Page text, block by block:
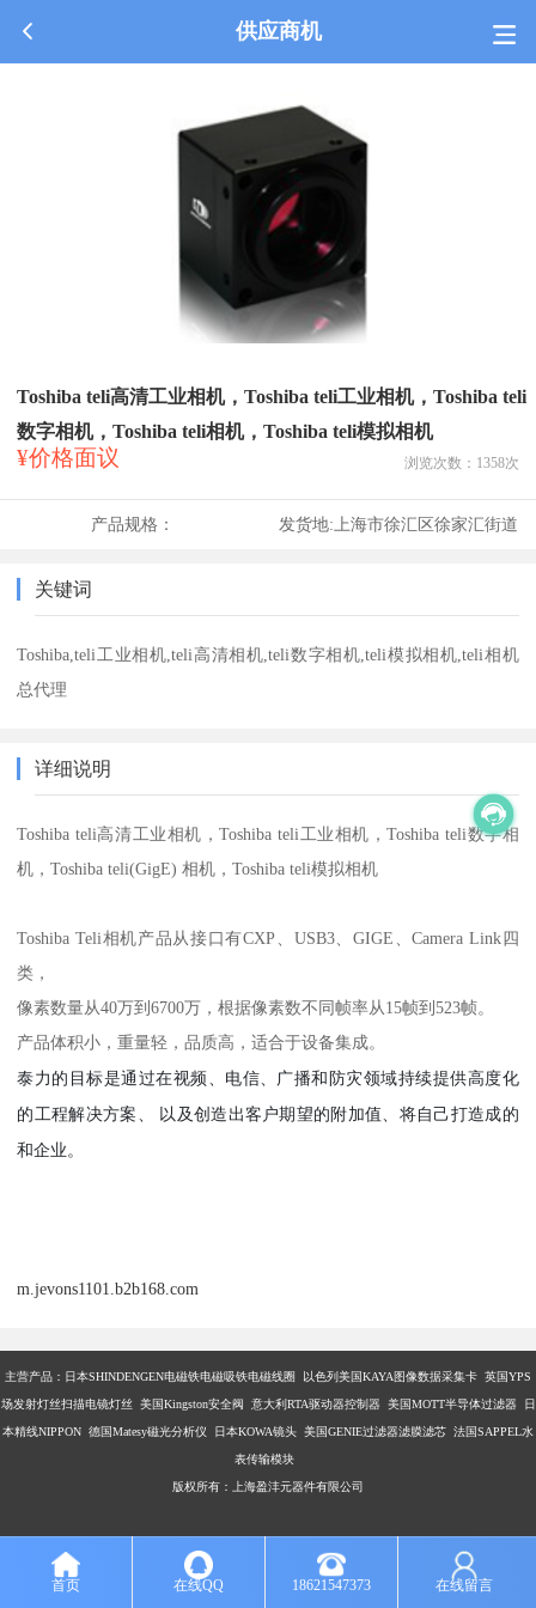
供应商机
Toshiba teli高清工业相机，Toshiba teli工业相机，Toshiba teli
数字相机，Toshiba teli相机，Toshiba teli模拟相机
¥价格面议 浏览次数： 1358次
产品规格： 发货地:上海市徐汇区徐家汇街道
关键词
Toshiba,teli工业相机,teli高清相机,teli数字相机,teli模拟相机,teli相机
总代理
详细说明
Toshiba teli高清工业相机，Toshiba teli工业相机，Toshiba teli数字相
机，Toshiba teli(GigE) 相机，Toshiba teli模拟相机
Toshiba Teli相机产品从接口有CXP、USB3、GIGE、Camera Link四
类，
像素数量从40万到6700万，根据像素数不同帧率从15帧到523帧。
产品体积小，重量轻，品质高，适合于设备集成。
泰力的目标是通过在视频、电信、广播和防灾领域持续提供高度化
的工程解决方案、 以及创造出客户期望的附加值、将自己打造成的
和企业。
m.jevons1101.b2b168.com
主营产品： 日本SHINDENGEN电磁铁电磁吸铁电磁线圈 以色列美国KAYA图像数据采集卡 英国YPS
场发射灯丝扫描电镜灯丝 美国Kingston安全阀 意大利RTA驱动器控制器 美国MOTT半导体过滤器 日
本精线NIPPON 德国Matesy磁光分析仪 日本KOWA镜头 美国GENIE过滤器滤膜滤芯 法国SAPPEL水
表传输模块
版权所有：上海盈沣元器件有限公司
首页 在线QQ 18621547373 在线留言